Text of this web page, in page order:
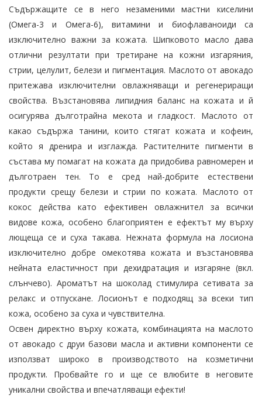
Съдържащите се в него незаменими мастни киселини
(Омега-3 и Омега-6), витамини и биофлаваноиди са
изключително важни за кожата. Шипковото масло дава
отлични резултати при третиране на кожни изгаряния,
стрии, целулит, белези и пигментация. Маслото от авокадо
притежава изключителни овлажняващи и регенериращи
свойства. Възстановява липидния баланс на кожата и й
осигурява дълготрайна мекота и гладкост. Маслото от
какао съдържа танини, които стягат кожата и кофеин,
който я дренира и изглажда. Растителните пигменти в
състава му помагат на кожата да придобива равномерен и
дълготраен тен. То е сред най-добрите естествени
продукти срещу белези и стрии по кожата. Маслото от
кокос действа като ефективен овлажнител за всички
видове кожа, особено благоприятен е ефектът му върху
лющеща се и суха такава. Нежната формула на лосиона
изключително добре омекотява кожата и възстановява
нейната еластичност при дехидратация и изгаряне (вкл.
слънчево). Ароматът на шоколад стимулира сетивата за
релакс и отпускане. Лосионът е подходящ за всеки тип
кожа, особено за суха и чувствителна.
Освен директно върху кожата, комбинацията на маслото
от авокадо с друи базови масла и активни компоненти се
използват широко в производството на козметични
продукти. Пробвайте го и ще се влюбите в неговите
уникални свойства и впечатляващи ефекти!